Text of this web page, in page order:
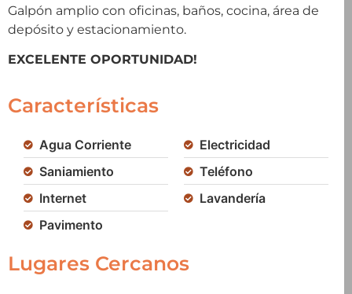
Galpón amplio con oficinas, baños, cocina, área de
depósito y estacionamiento.
EXCELENTE OPORTUNIDAD!
Características
Agua Corriente
Electricidad
Saniamiento
Teléfono
Internet
Lavandería
Pavimento
Lugares Cercanos